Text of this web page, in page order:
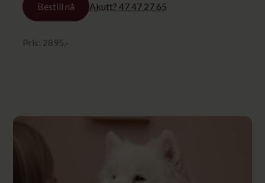
Bestill nå Akutt? 47 47 27 65
Pris: 2895 ,-